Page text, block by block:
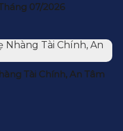
07/2026
Tài Chính, An Tâm